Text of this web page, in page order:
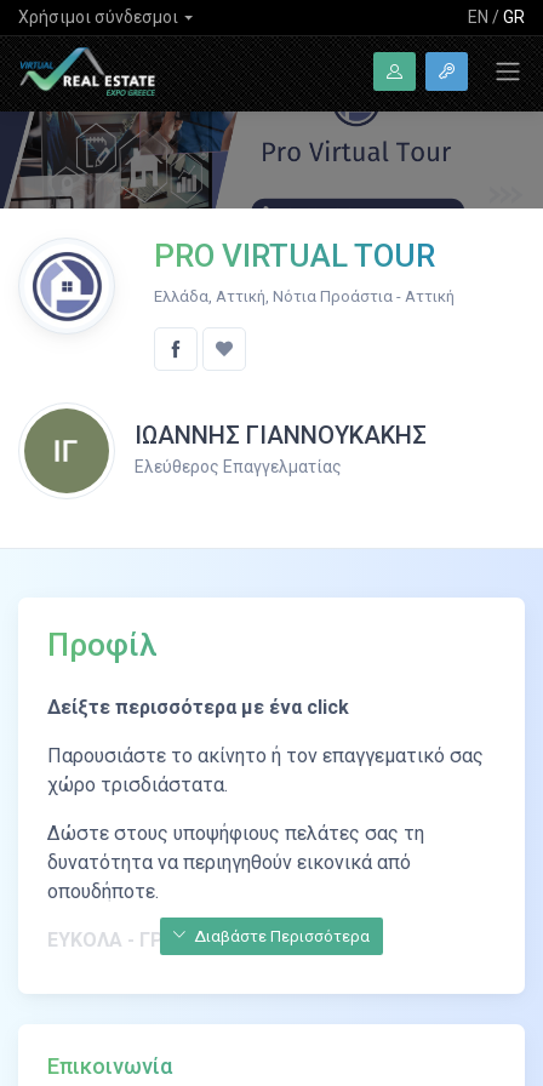
Χρήσιμοι σύνδεσμοι EN /GR
PRO VIRTUAL TOUR
Ελλάδα, Αττική, Νότια Προάστια - Αττική
ΙΩΑΝΝΗΣ ΓΙΑΝΝΟΥΚΑΚΗΣ
Ελεύθερος Επαγγελματίας
Προφίλ
Δείξτε περισσότερα με ένα click
Παρουσιάστε το ακίνητο ή τον επαγγεματικό σας
χώρο τρισδιάστατα.
Δώστε στους υποψήφιους πελάτες σας τη
δυνατότητα να περιηγηθούν εικονικά από
οπουδήποτε.
ΕΥΚΟΛΑ - ΓΡΗΓΟΡΑ - ΟΙΚΟΝΟΜΙΚΑ
Διαβάστε Περισσότερα
Επικοινωνία